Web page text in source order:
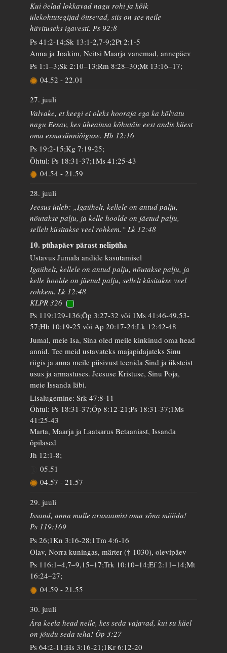
Kui õelad lokkavad nagu rohi ja kõik
ülekohtutegijad õitsevad, siis on see neile
hävituseks igavesti. Ps 92:8
Ps 41:2-14;Sk 13:1-2,7-9;2Pt 2:1-5
Anna ja Joakim, Neitsi Maarja vanemad, annepäev
Ps 1:1–3;Sk 2:10–13;Rm 8:28–30;Mt 13:16–17;
04.52 - 22.01
27. juuli
Valvake, et keegi ei oleks hooraja ega ka kõlvatu
nagu Eesav, kes üheainsa kõhutäie eest andis käest
oma esmasünniõiguse. Hb 12:16
Ps 19:2-15;Kg 7:19-25;
Õhtul: Ps 18:31-37;1Ms 41:25-43
04.54 - 21.59
28. juuli
Jeesus ütleb: „Igaühelt, kellele on antud palju,
nõutakse palju, ja kelle hoolde on jäetud palju,
sellelt küsitakse veel rohkem.“ Lk 12:48
10. pühapäev pärast nelipüha
Ustavus Jumala andide kasutamisel
Igaühelt, kellele on antud palju, nõutakse palju, ja
kelle hoolde on jäetud palju, sellelt küsitakse veel
rohkem. Lk 12:48
KLPR 326
Ps 119:129-136;Õp 3:27-32 või 1Ms 41:46-49,53-
57;Hb 10:19-25 või Ap 20:17-24;Lk 12:42-48
Jumal, meie Isa, Sina oled meile kinkinud oma head
annid. Tee meid ustavateks majapidajateks Sinu
riigis ja anna meile püsivust teenida Sind ja üksteist
usus ja armastuses. Jeesuse Kristuse, Sinu Poja,
meie Issanda läbi.
Lisalugemine: Srk 47:8-11
Õhtul: Ps 18:31-37;Õp 8:12-21;Ps 18:31-37;1Ms
41:25-43
Marta, Maarja ja Laatsarus Betaaniast, Issanda
õpilased
Jh 12:1-8;
05.51
04.57 - 21.57
29. juuli
Issand, anna mulle arusaamist oma sõna mööda!
Ps 119:169
Ps 26;1Kn 3:16-28;1Tm 4:6-16
Olav, Norra kuningas, märter († 1030), olevipäev
Ps 116:1–4,7–9,15–17;Trk 10:10–14;Ef 2:11–14;Mt
16:24–27;
04.59 - 21.55
30. juuli
Ära keela head neile, kes seda vajavad, kui su käel
on jõudu seda teha! Õp 3:27
Ps 64:2-11;Hs 3:16-21;1Kr 6:12-20